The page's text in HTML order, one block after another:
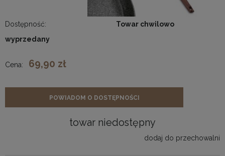
Dostępność:
Towar chwilowo
wyprzedany
Cena: 69,90 zł
POWIADOM O DOSTĘPNOŚCI
towar niedostępny
dodaj do przechowalni